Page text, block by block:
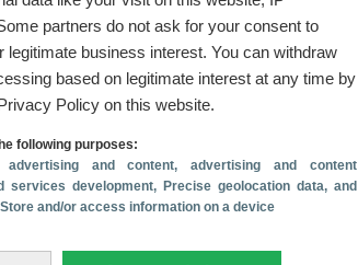
partners do not ask for your consent to
legitimate business interest. You can withdraw
based on legitimate interest at any time by
Policy on this website.
following purposes:
advertising and content, advertising and content
services development, Precise geolocation data, and
and/or access information on a device
Schrijf je in voor
onze nieuwsbrief
deze datum
heeft verrassing in petto (17 jun)
je smartwatch